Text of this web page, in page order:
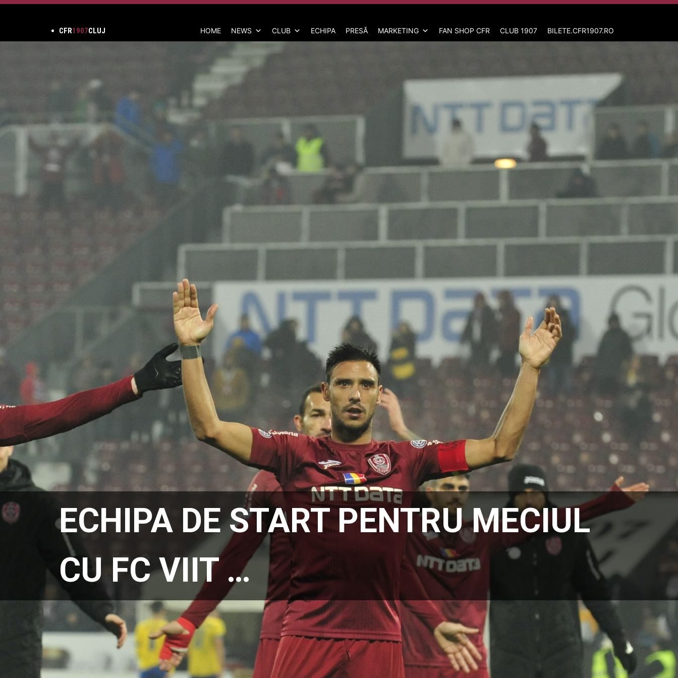
CFR1907CLUJ HOME NEWS CLUB ECHIPA PRESĂ MARKETING FAN SHOP CFR CLUB 1907 BILETE.CFR1907.RO
ECHIPA DE START PENTRU MECIUL
CU FC VIIT …